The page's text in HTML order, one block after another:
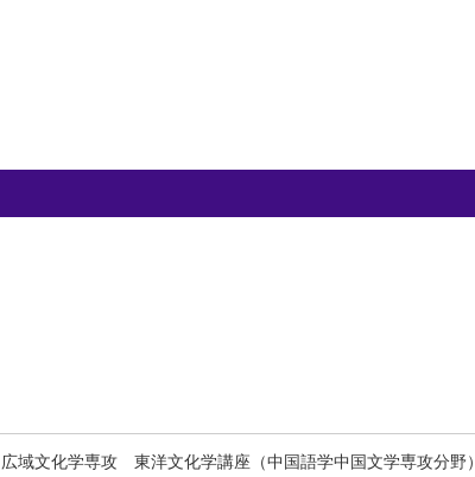
域文化学専攻 東洋文化学講座（中国語学中国文学専攻分野）